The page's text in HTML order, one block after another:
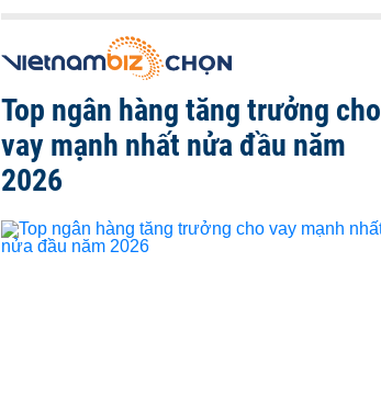
Top ngân hàng tăng trưởng cho
vay mạnh nhất nửa đầu năm
2026